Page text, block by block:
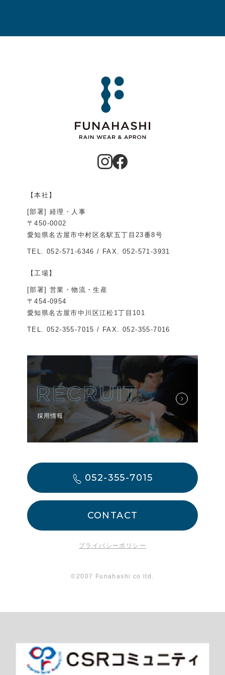
【本社】
[部署] 経理・人事
〒450-0002
愛知県名古屋市中村区名駅五丁目23番8号
TEL. 052-571-6346 / FAX. 052-571-3931
【工場】
[部署] 営業・物流・生産
〒454-0954
愛知県名古屋市中川区江松1丁目101
TEL. 052-355-7015 / FAX. 052-355-7016
採用情報
052-355-7015
CONTACT
プライバシーポリシー
©2007 Funahashi co ltd.